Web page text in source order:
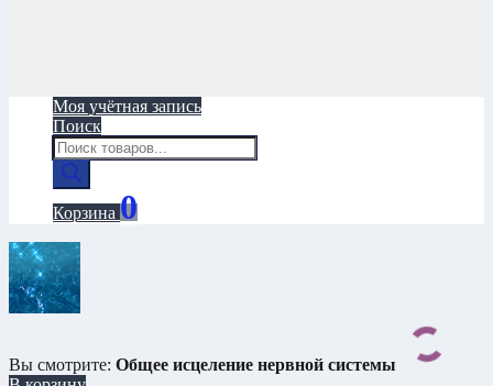
Моя учётная запись
Поиск
Поиск
товаров
Корзина 0
Вы смотрите: Общее исцеление нервной системы